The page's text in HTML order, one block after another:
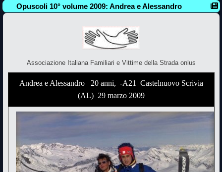
Opuscoli 10° volume 2009: Andrea e Alessandro
Associazione Italiana Familiari e Vittime della Strada onlus
Andrea e Alessandro 20 anni, -A21 Castelnuovo Scrivia
(AL) 29 marzo 2009